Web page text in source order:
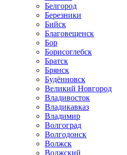
Белгород
Березники
Бийск
Благовещенск
Бор
Борисоглебск
Братск
Брянск
Будённовск
Великий Новгород
Владивосток
Владикавказ
Владимир
Волгоград
Волгодонск
Волжск
Волжский